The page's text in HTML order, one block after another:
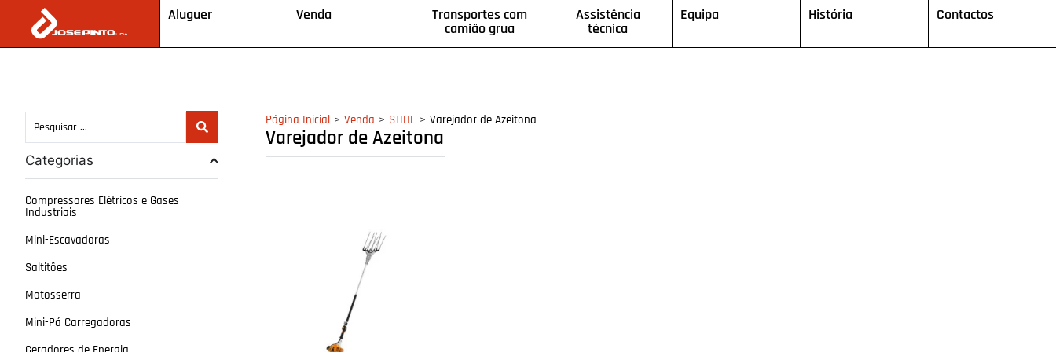
Aluguer Venda Transportes com
camião grua
Assistência
técnica
Equipa História Contactos
Categorias
Compressores Elétricos e Gases
Industriais
Mini-Escavadoras
Saltitões
Motosserra
Mini-Pá Carregadoras
Página Inicial > Venda > STIHL > Varejador de Azeitona
Varejador de Azeitona